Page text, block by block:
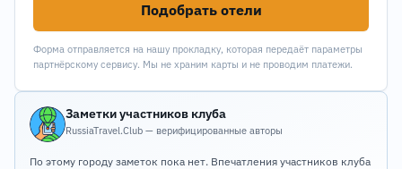
Подобрать отели
Форма отправляется на нашу прокладку, которая передаёт параметры
партнёрскому сервису. Мы не храним карты и не проводим платежи.
Заметки участников клуба
RussiaTravel.Club — верифицированные авторы
По этому городу заметок пока нет. Впечатления участников клуба